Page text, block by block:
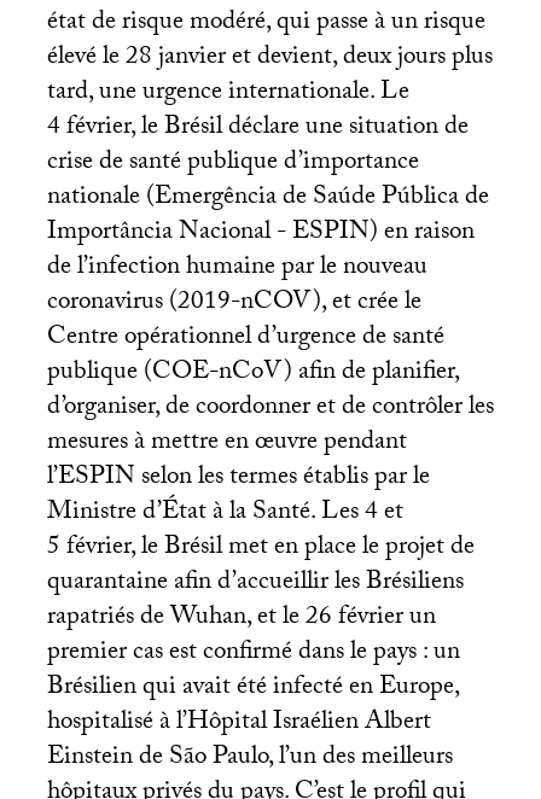
état de risque modéré, qui passe à un risque
élevé le 28 janvier et devient, deux jours plus
tard, une urgence internationale. Le
4 février, le Brésil déclare une situation de
crise de santé publique d’importance
nationale (Emergência de Saúde Pública de
Importância Nacional -ESPIN) en raison
de l’infection humaine par le nouveau
coronavirus (2019-nCOV), et crée le
Centre opérationnel d’urgence de santé
publique (COE-nCoV) afin de planifier,
d’organiser, de coordonner et de contrôler les
mesures à mettre en œuvre pendant
l’ESPINselon les termes établis par le
Ministre d’État à la Santé. Les 4 et
5 février, le Brésil met en place le projet de
quarantaine afin d’accueillir les Brésiliens
rapatriés de Wuhan, et le 26 février un
premier cas est confirmé dans le pays : un
Brésilien qui avait été infecté en Europe,
hospitalisé à l’Hôpital Israélien Albert
Einstein de São Paulo, l’un des meilleurs